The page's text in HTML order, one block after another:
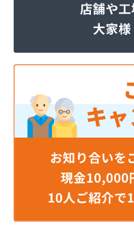
株式会社JAエルサポ
株式会社JAエルサ
株式会社MIKANE
株式会社TOKAI 小
株式会社TOKAI 那
株式会社あいづや
株式会社イイジマ
株式会社エコファー
株式会社エス・ケー
株式会社エネサンス
株式会社エルピオ
株式会社オオイデ